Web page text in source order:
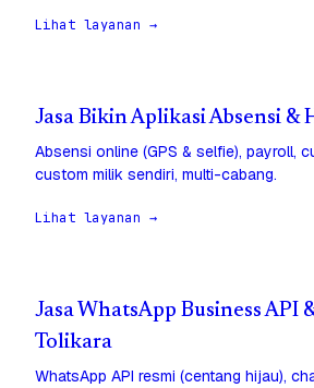
Lihat layanan →
Jasa Bikin Aplikasi Absensi &
Absensi online (GPS & selfie), payroll,
custom milik sendiri, multi-cabang.
Lihat layanan →
Jasa WhatsApp Business API
Tolikara
WhatsApp API resmi (centang hijau),